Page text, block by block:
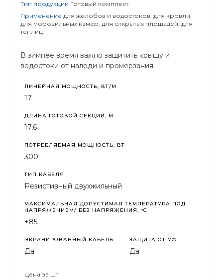
Тип продукции Готовый комплект
Применение для желобов и водостоков, для кровли,
для морозильных камер, для открытых площадей, для
теплиц
В зимнее время важно защитить крышу и
водостоки от наледи и промерзания.
ЛИНЕЙНАЯ МОЩНОСТЬ, ВТ/М
17
ДЛИНА ГОТОВОЙ СЕКЦИИ, М
17,6
ПОТРЕБЛЯЕМАЯ МОЩНОСТЬ, ВТ
300
ТИП КАБЕЛЯ
Резистивный двухжильный
МАКСИМАЛЬНАЯ ДОПУСТИМАЯ ТЕМПЕРАТУРА ПОД
НАПРЯЖЕНИЕМ/ БЕЗ НАПРЯЖЕНИЯ, °C
+85
ЭКРАНИРОВАННЫЙ КАБЕЛЬ
Да
ЗАЩИТА ОТ УФ
Да
Цена за шт